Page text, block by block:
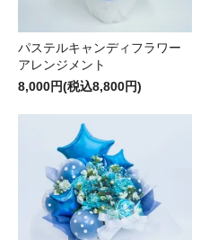
パステルキャンディフラワー
アレンジメント
8,000円(税込8,800円)